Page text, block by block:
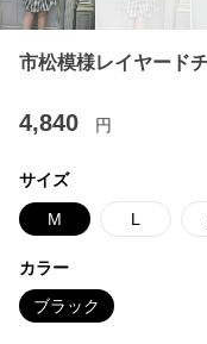
市松模様レイヤード
4,840 円
サイズ
M L
カラー
ブラック